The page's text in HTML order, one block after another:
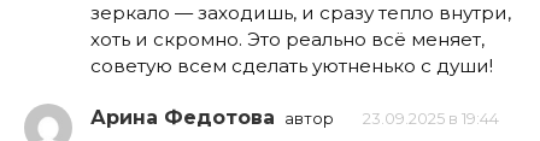
зеркало — заходишь, и сразу тепло внутри,
хоть и скромно. Это реально всё меняет,
советую всем сделать уютненько с души!
Арина Федотова автор 23.09.2025 в 19:44